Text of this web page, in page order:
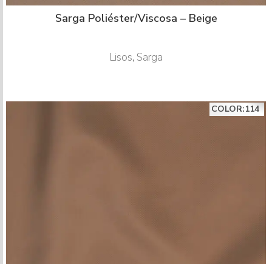
Sarga Poliéster/Viscosa – Beige
Lisos, Sarga
COLOR:114